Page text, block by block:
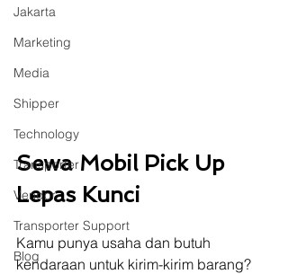
Jakarta
Marketing
Media
Shipper
Technology
Transporter
Vendor
Transporter Support
Blog
Sewa Mobil Pick Up
Lepas Kunci
Kamu punya usaha dan butuh
kendaraan untuk kirim-kirim barang?